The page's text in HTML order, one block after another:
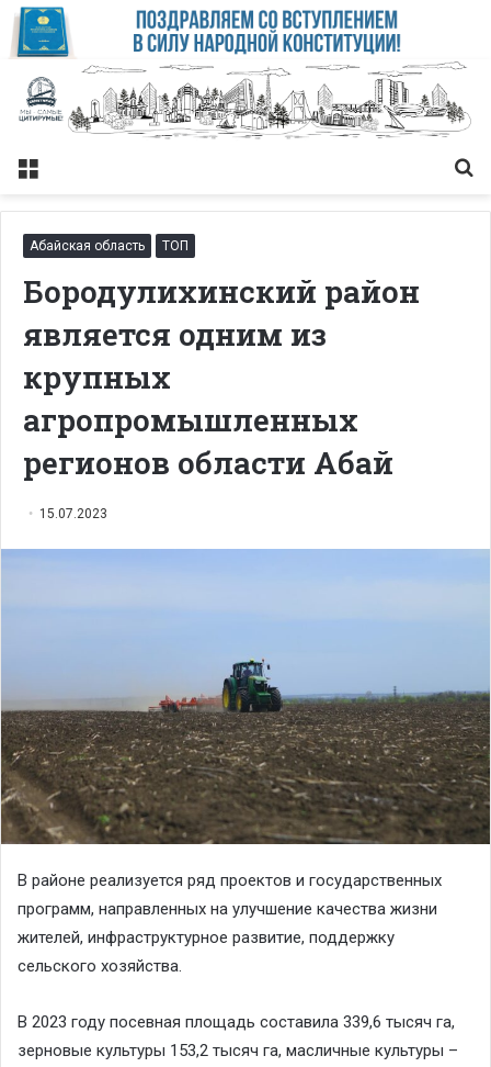
Меню
Абайская область ТОП
Бородулихинский район
является одним из
крупных
агропромышленных
регионов области Абай
15.07.2023
В районе реализуется ряд проектов и государственных
программ, направленных на улучшение качества жизни
жителей, инфраструктурное развитие, поддержку
сельского хозяйства.
В 2023 году посевная площадь составила 339,6 тысяч га,
зерновые культуры 153,2 тысяч га, масличные культуры –